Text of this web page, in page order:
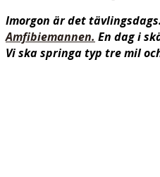
Imorgon är det
Amfibiemannen. En dag i
Vi ska springa typ tre mil